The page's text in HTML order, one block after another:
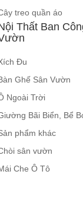
BÀN GHẾ TRANG
TÍCH HỢP SẠC...
6.510.000đ
treo quần áo
Thất Ban
Đu
Ghế Sân Vườn
Ngoài Trời
Bãi Biển, Bể
phẩm khác
sân vườn
Che Ô Tô